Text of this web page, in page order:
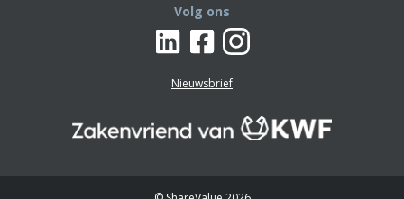
Volg ons
Nieuwsbrief